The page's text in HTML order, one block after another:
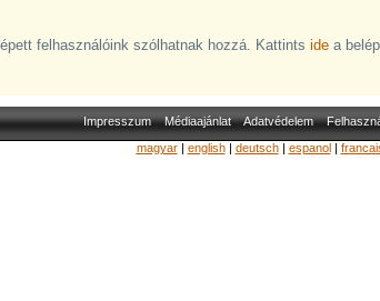
felhasználóink szólhatnak hozzá. Kattints ide a
Impresszum Médiaajánlat Adatvédelem
magyar| english| deutsch| espanol|